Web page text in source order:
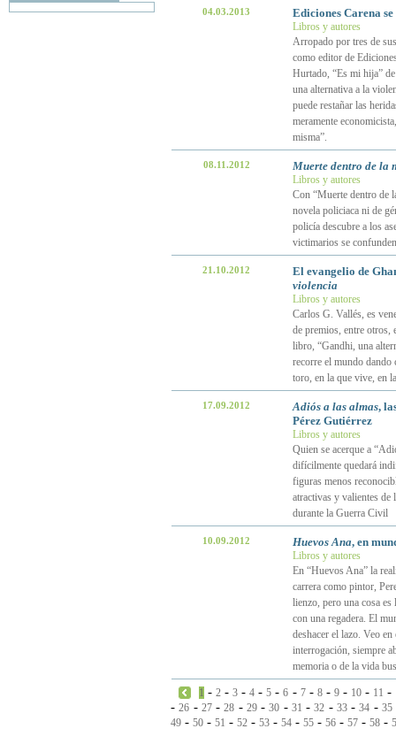
04.03.2013 Ediciones Carena se
Libros y autores
Arropado por tres de
como editor de
Hurtado, “Es mi hija”
una alternativa a la
puede restañar las
meramente
misma”.
08.11.2012 Muerte dentro de la
Libros y autores
Con “Muerte dentro de
novela policiaca ni de
policía descubre a los
victimarios se
21.10.2012
El evangelio de
violencia
Libros y autores
Carlos G. Vallés, es
de premios, entre otros,
libro, “Gandhi, una
recorre el mundo dando
toro, en la que vive, en
17.09.2012 Adiós a las almas,
Pérez Gutiérrez
Libros y autores
Quien se acerque a
difícilmente quedará
figuras menos
atractivas y valientes de
durante la Guerra Civil
10.09.2012 Huevos Ana, en
Libros y autores
En “Huevos Ana” la
carrera como pintor,
lienzo, pero una cosa
con una regadera. El
deshacer el lazo. Veo
interrogación, siempre
memoria o de la vida
1 -2 -3 -4 -5 -6 - 7- 8- 9- 10- 11 -
-26 - 27-28 - 29-30 - 31 -32 - 33-34 - 35
49 - 50 - 51 - 52 - 53 - 54 - 55 - 56 - 57 - 58 -